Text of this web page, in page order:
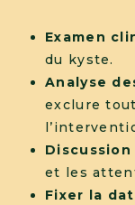
Examen
du kyste.
Analyse
exclure
et les
Fixer la